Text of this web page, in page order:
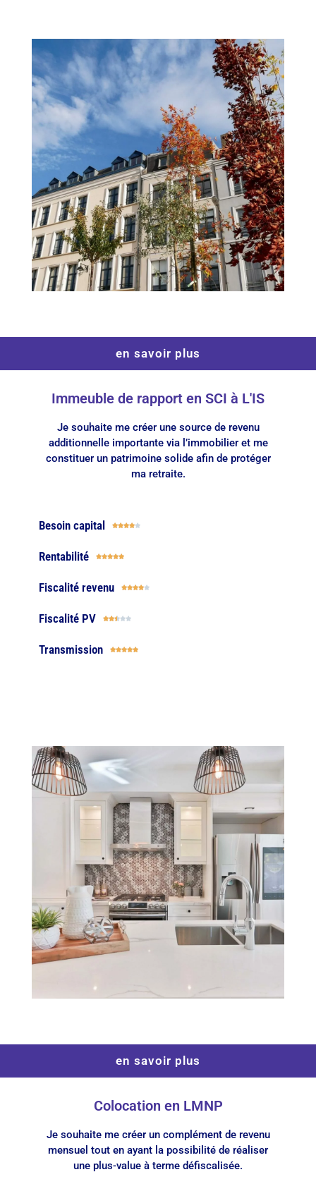
en savoir plus
Immeuble de rapport en SCI à L'IS
Je souhaite me créer une source de revenu
additionnelle importante via l’immobilier et me
constituer un patrimoine solide afin de protéger
ma retraite.
Besoin capital 
Rentabilité 
Fiscalité revenu 
Fiscalité PV 
Transmission 
en savoir plus
Colocation en LMNP
Je souhaite me créer un complément de revenu
mensuel tout en ayant la possibilité de réaliser
une plus-value à terme défiscalisée.